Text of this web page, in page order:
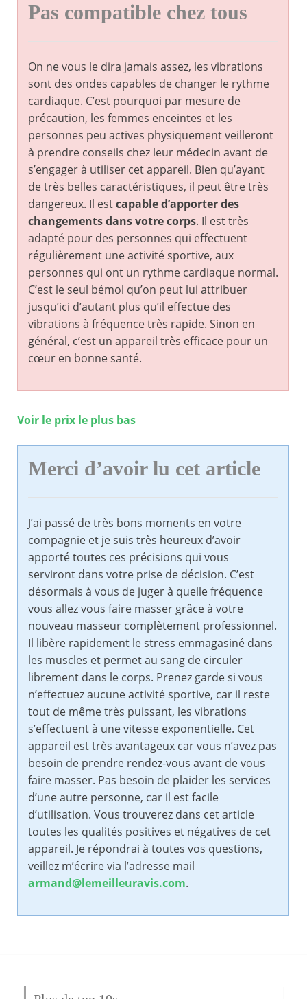
Pas compatible chez tous
On ne vous le dira jamais assez, les vibrations
sont des ondes capables de changer le rythme
cardiaque. C’est pourquoi par mesure de
précaution, les femmes enceintes et les
personnes peu actives physiquement veilleront
à prendre conseils chez leur médecin avant de
s’engager à utiliser cet appareil. Bien qu’ayant
de très belles caractéristiques, il peut être très
dangereux. Il estcapable d’apporter des
changements dans votre corps. Il est très
adapté pour des personnes qui effectuent
régulièrement une activité sportive, aux
personnes qui ont un rythme cardiaque normal.
C’est le seul bémol qu’on peut lui attribuer
jusqu’ici d’autant plus qu’il effectue des
vibrations à fréquence très rapide. Sinon en
général, c’est un appareil très efficace pour un
cœur en bonne santé.
Voir le prix le plus bas
Merci d’avoir lu cet article
J’ai passé de très bons moments en votre
compagnie et je suis très heureux d’avoir
apporté toutes ces précisions qui vous
serviront dans votre prise de décision. C’est
désormais à vous de juger à quelle fréquence
vous allez vous faire masser grâce à votre
nouveau masseur complètement professionnel.
Il libère rapidement le stress emmagasiné dans
les muscles et permet au sang de circuler
librement dans le corps. Prenez garde si vous
n’effectuez aucune activité sportive, car il reste
tout de même très puissant, les vibrations
s’effectuent à une vitesse exponentielle. Cet
appareil est très avantageux car vous n’avez pas
besoin de prendre rendez-vous avant de vous
faire masser. Pas besoin de plaider les services
d’une autre personne, car il est facile
d’utilisation. Vous trouverez dans cet article
toutes les qualités positives et négatives de cet
appareil. Je répondrai à toutes vos questions,
veillez m’écrire via l’adresse mail
armand@lemeilleuravis.com.